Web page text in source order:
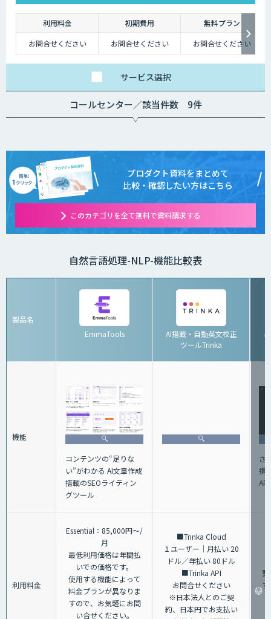
利用料金 初期費用
無料プラン
お問合せください
お問合せください お問合せください
サービス選択
コールセンター／該当件数 9件
プロダクト資料をまとめて
比較・確認したい方はこちら
このカテゴリを全て無料で資料請求する
自然言語処理-NLP-機能比較表
製品名
EmmaTools
AI搭載・自動英文校正
ツールTrinka
機能
コンテンツの“足りな
い”がわかる AI文章作成
搭載のSEOライティン
グツール
さ
携
利用料金
Essential：85,000円～/
月
最低利用価格は年間払
いでの価格です。
使用する機能によって
料金プランが異なりま
すので、お気軽にお問
い合せください。
■Trinka Cloud
１ユーザー｜月払い 20
ドル／年払い 80ドル
■Trinka API
お問合せください
※日本法人とのご契
約、日本円でお支払い